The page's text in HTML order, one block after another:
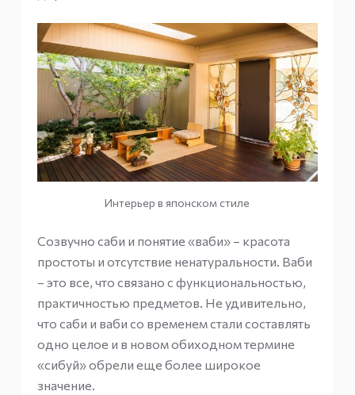
Интерьер в японском стиле
Созвучно саби и понятие «ваби» – красота
простоты и отсутствие ненатуральности. Ваби
– это все, что связано с функциональностью,
практичностью предметов. Не удивительно,
что саби и ваби со временем стали составлять
одно целое и в новом обиходном термине
«сибуй» обрели еще более широкое
значение.